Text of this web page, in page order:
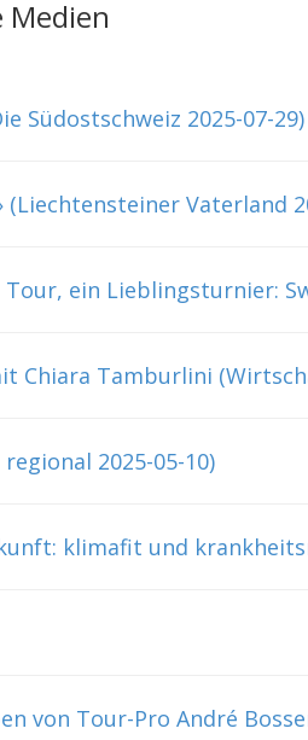
Südostschweiz 2025-07-29)
Vaterland
ein Lieblingsturnier:
Chiara Tamburlini
2025-05-10)
klimafit und
von Tour-Pro André